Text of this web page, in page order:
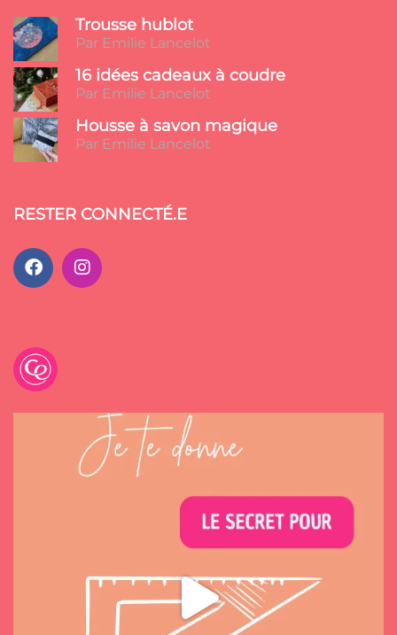
Trousse hublot
Par Emilie Lancelot
16 idées cadeaux à coudre
Par Emilie Lancelot
Housse à savon magique
Par Emilie Lancelot
RESTER CONNECTÉ.E